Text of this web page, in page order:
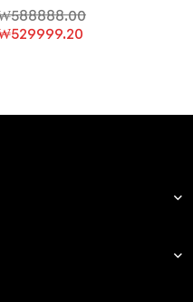
온 오리다운 조끼
588888.00
529999.20